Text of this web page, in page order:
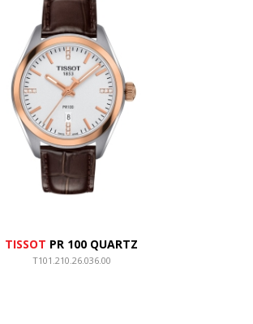
TISSOT PR 100 QUARTZ
T101.210.26.036.00